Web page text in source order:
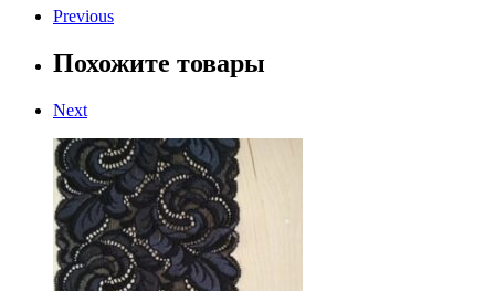
Previous
Похожите товары
Next